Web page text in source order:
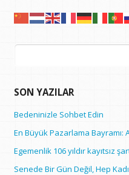
Arama:
SON YAZILAR
Bedeninizle Sohbet Edin
En Büyük Pazarlama Bayramı:
Egemenlik 106 yıldır kayıtsız
Senede Bir Gün Değil, Hep